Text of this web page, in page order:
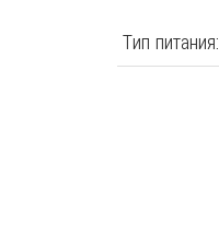
Тип питания: